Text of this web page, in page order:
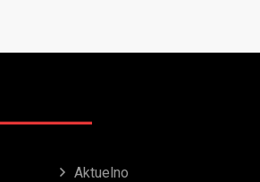
Aktuelno